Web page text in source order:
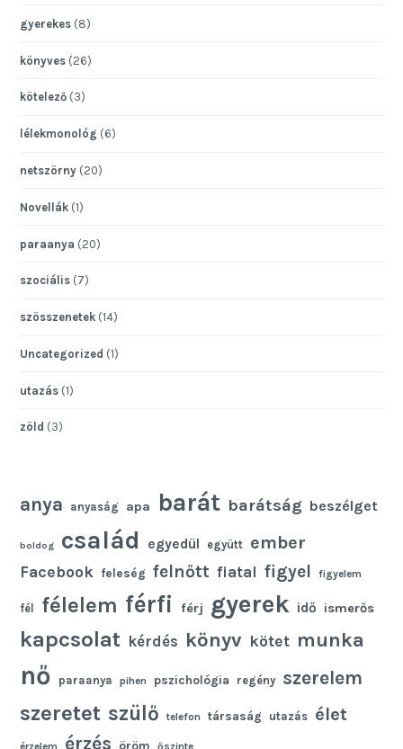
gyerekes (8)
könyves (26)
kötelező (3)
lélekmonológ (6)
netszörny (20)
Novellák (1)
paraanya (20)
szociális (7)
szösszenetek (14)
Uncategorized (1)
utazás (1)
zöld (3)
anya anyaság apa barát barátság beszélget
boldog család egyedül együtt ember
Facebook feleség felnőtt fiatal figyel figyelem
fél félelem férfi férj gyerek idő ismerős
kapcsolat kérdés könyv kötet munka
nő paraanya pihen pszichológia regény szerelem
szeretet szülő telefon társaság utazás élet
érzelem érzés öröm őszinte